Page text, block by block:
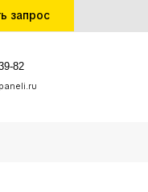
запрос
82